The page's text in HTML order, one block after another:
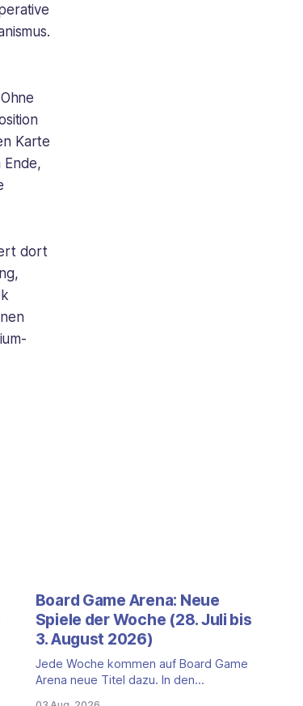
Karte
Ende,
dort
Board Game Arena: Neue
Spiele der Woche (28. Juli bis
3. August 2026)
Jede Woche kommen auf Board Game
Arena neue Titel dazu. In den